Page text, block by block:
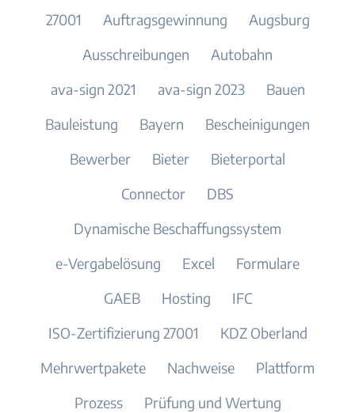
27001 Auftragsgewinnung
Augsburg
Ausschreibungen
Autobahn
ava-sign 2021
ava-sign 2023
Bauen
Bauleistung
Bayern
Bescheinigungen
Bewerber
Bieter
Bieterportal
Connector
DBS
Dynamische Beschaffungssystem
e-Vergabelösung
Excel
Formulare
GAEB
Hosting
IFC
ISO-Zertifizierung 27001
KDZ Oberland
Mehrwertpakete
Nachweise
Plattform
Prozess
Prüfung und Wertung